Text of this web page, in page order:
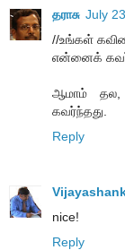
தராசு July
//உங்கள்
என்னைக்
ஆமாம் தல,
கவர்ந்தது.
Reply
nice!
Reply